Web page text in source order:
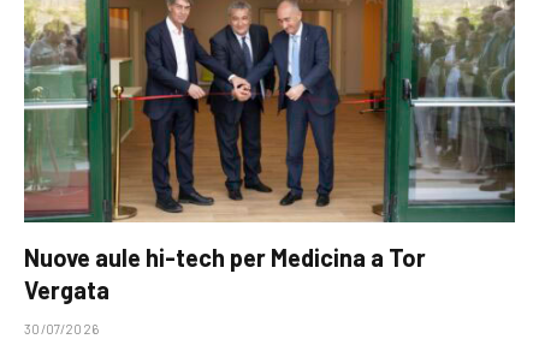
Nuove aule hi-tech per Medicina a Tor
Vergata
30/07/2026